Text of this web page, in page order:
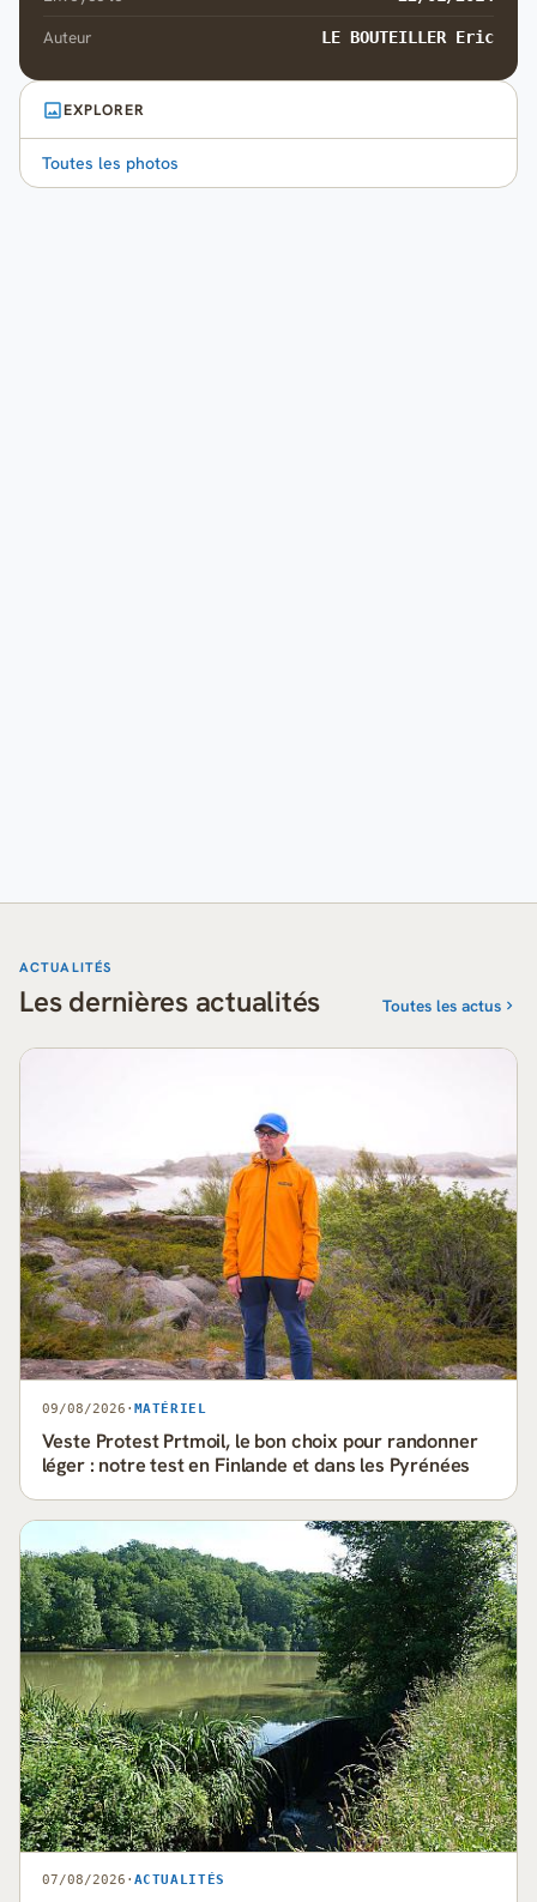
Auteur LE BOUTEILLER Eric
EXPLORER
Toutes les photos
ACTUALITÉS
Les dernières actualités Toutes les actus
09/08/2026 · MATÉRIEL
Veste Protest Prtmoil, le bon choix pour randonner
léger : notre test en Finlande et dans les Pyrénées
07/08/2026 · ACTUALITÉS